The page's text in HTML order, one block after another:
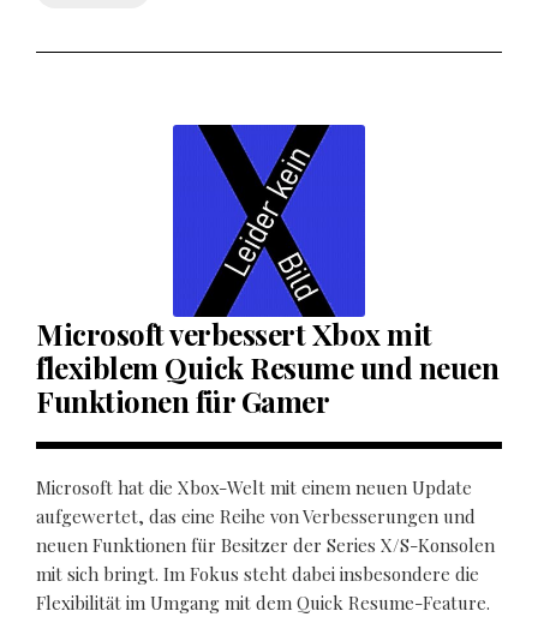
Microsoft verbessert Xbox mit
flexiblem Quick Resume und neuen
Funktionen für Gamer
Microsoft hat die Xbox-Welt mit einem neuen Update
aufgewertet, das eine Reihe von Verbesserungen und
neuen Funktionen für Besitzer der Series X/S-Konsolen
mit sich bringt. Im Fokus steht dabei insbesondere die
Flexibilität im Umgang mit dem Quick Resume-Feature.